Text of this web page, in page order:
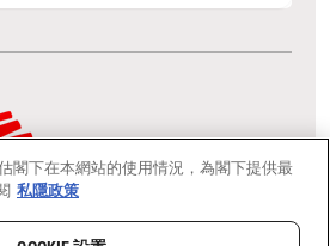
鳴謝 私隱聲明
Socket Layer, SSL) 協定，有助保障敏感
們伺服器之間的網上傳輸維持保密性。
體免稅檔案號碼：91/4075
閣下在本網站的使用情況，為閣下提供最
私隱政策